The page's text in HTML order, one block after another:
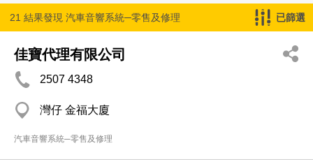
21 結果發現 汽車音響系統─零售及修理 已篩選
佳寶代理有限公司
2507 4348
灣仔 金福大廈
汽車音響系統─零售及修理